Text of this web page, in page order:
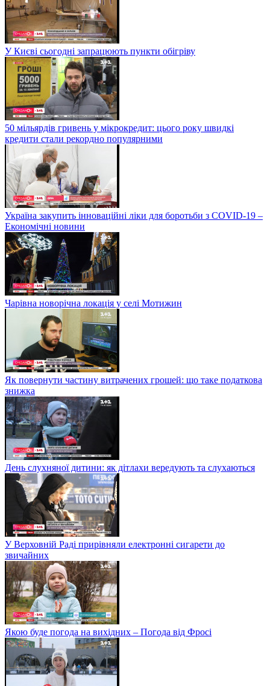
У Києві сьогодні запрацюють пункти обігріву
50 мільярдів гривень у мікрокредит: цього року швидкі
кредити стали рекордно популярними
Україна закупить інноваційні ліки для боротьби з COVID-19 –
Економічні новини
Чарівна новорічна локація у селі Мотижин
Як повернути частину витрачених грошей: що таке податкова
знижка
День слухняної дитини: як дітлахи вередують та слухаються
У Верховній Раді прирівняли електронні сигарети до
звичайних
Якою буде погода на вихідних – Погода від Фросі